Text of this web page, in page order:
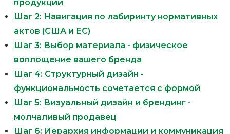
продукции
Шаг 2: Навигация по лабиринту нормативных
актов (США и ЕС)
Шаг 3: Выбор материала - физическое
воплощение вашего бренда
Шаг 4: Структурный дизайн -
функциональность сочетается с формой
Шаг 5: Визуальный дизайн и брендинг -
молчаливый продавец
Шаг 6: Иерархия информации и коммуникация